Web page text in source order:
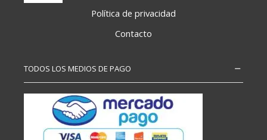
Política de privacidad
Contacto
TODOS LOS MEDIOS DE PAGO